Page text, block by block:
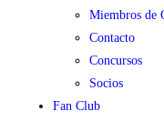
Miembros de
Contacto
Concursos
Socios
Fan Club